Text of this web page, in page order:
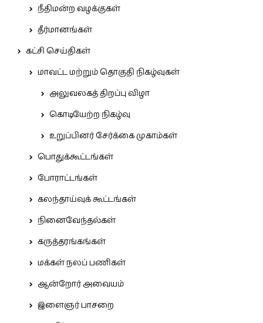
நீதிமன்ற வழக்குகள்
தீர்மானங்கள்
கட்சி செய்திகள்
மாவட்ட மற்றும் தொகுதி நிகழ்வுகள்
அலுவலகத் திறப்பு விழா
கொடியேற்ற நிகழ்வு
உறுப்பினர் சேர்க்கை முகாம்கள்
பொதுக்கூட்டங்கள்
போராட்டங்கள்
கலந்தாய்வுக் கூட்டங்கள்
நினைவேந்தல்கள்
கருத்தரங்கங்கள்
மக்கள் நலப் பணிகள்
ஆன்றோர் அவையம்
இளைஞர் பாசறை